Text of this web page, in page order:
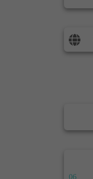
06